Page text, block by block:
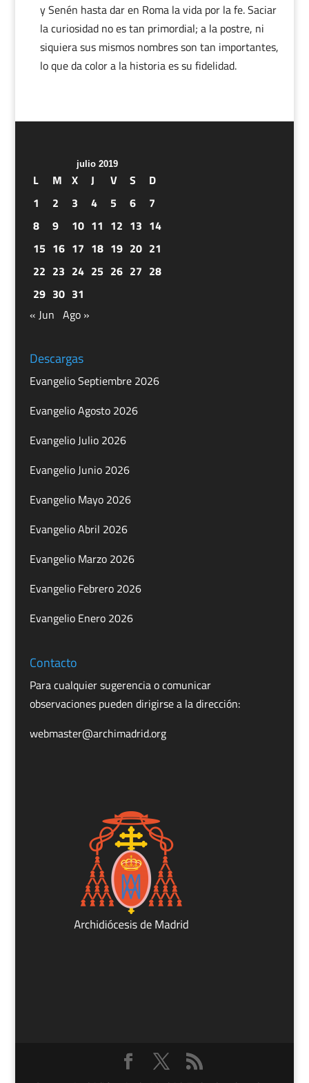
y Senén hasta dar en Roma la vida por la fe. Saciar
la curiosidad no es tan primordial; a la postre, ni
siquiera sus mismos nombres son tan importantes,
lo que da color a la historia es su fidelidad.
julio 2019
L M X J V S
D
1
2 3 4 5 6
7
8
9 10 11 12 13 14
15 16 17 18 19 20 21
22 23 24 25 26 27 28
29 30 31
« Jun Ago »
Descargas
Evangelio Septiembre 2026
Evangelio Agosto 2026
Evangelio Julio 2026
Evangelio Junio 2026
Evangelio Mayo 2026
Evangelio Abril 2026
Evangelio Marzo 2026
Evangelio Febrero 2026
Evangelio Enero 2026
Contacto
Para cualquier sugerencia o comunicar
observaciones pueden dirigirse a la dirección:
webmaster@archimadrid.org